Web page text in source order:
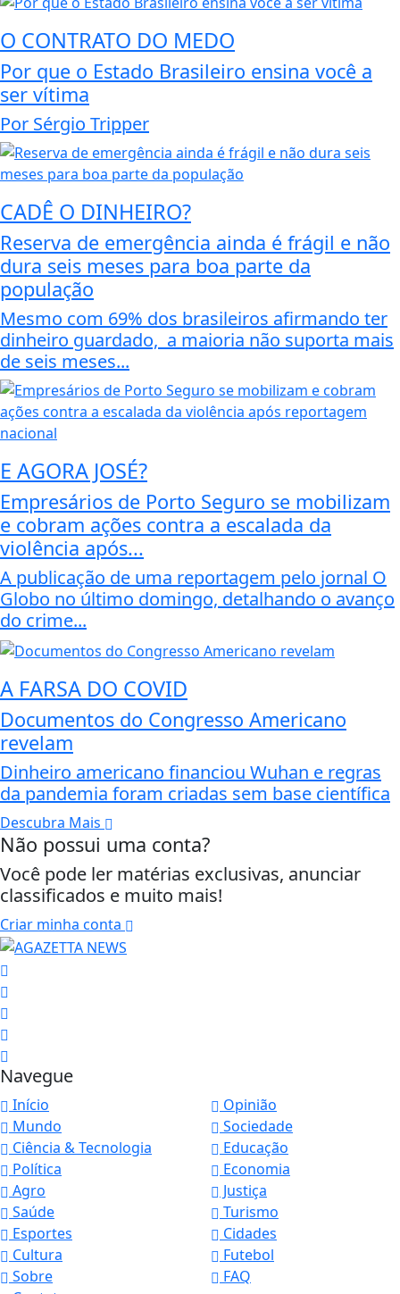
O CONTRATO DO MEDO
Por que o Estado Brasileiro ensina você a
ser vítima
Por Sérgio Tripper
CADÊ O DINHEIRO?
Reserva de emergência ainda é frágil e não
dura seis meses para boa parte da
população
Mesmo com 69% dos brasileiros afirmando ter
dinheiro guardado, a maioria não suporta mais
de seis meses...
E AGORA JOSÉ?
Empresários de Porto Seguro se mobilizam
e cobram ações contra a escalada da
violência após...
A publicação de uma reportagem pelo jornal O
Globo no último domingo, detalhando o avanço
do crime...
A FARSA DO COVID
Documentos do Congresso Americano
revelam
Dinheiro americano financiou Wuhan e regras
da pandemia foram criadas sem base científica
Descubra Mais
Não possui uma conta?
Você pode ler matérias exclusivas, anunciar
classificados e muito mais!
Criar minha conta
Navegue
Início
Opinião
Mundo
Sociedade
Ciência & Tecnologia
Educação
Política
Economia
Agro
Justiça
Saúde
Turismo
Esportes
Cidades
Cultura
Futebol
Sobre
FAQ